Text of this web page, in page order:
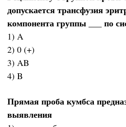
допускается трансфузия
компонента группы ___ по
1) A
2) 0 (+)
3) AB
4) B
Прямая проба кумбса
выявления